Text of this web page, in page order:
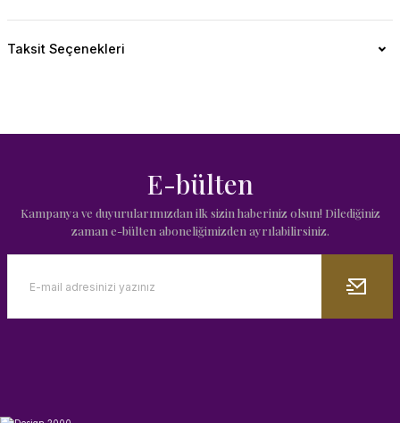
Taksit Seçenekleri
E-bülten
Kampanya ve duyurularımızdan ilk sizin haberiniz olsun! Dilediğiniz
zaman e-bülten aboneliğimizden ayrılabilirsiniz.